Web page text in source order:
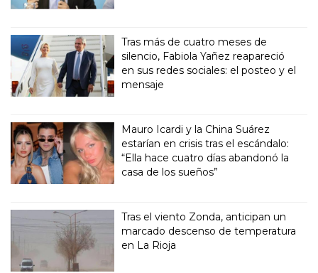
Tras más de cuatro meses de
silencio, Fabiola Yañez reapareció
en sus redes sociales: el posteo y el
mensaje
Mauro Icardi y la China Suárez
estarían en crisis tras el escándalo:
“Ella hace cuatro días abandonó la
casa de los sueños”
Tras el viento Zonda, anticipan un
marcado descenso de temperatura
en La Rioja